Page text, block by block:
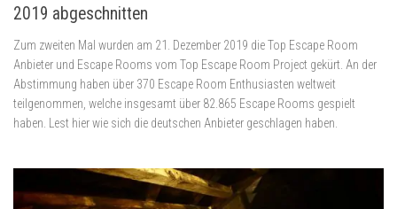
2019 abgeschnitten
Zum zweiten Mal wurden am 21. Dezember 2019 die Top Escape Room
Anbieter und Escape Rooms vom Top Escape Room Project gekürt. An der
Abstimmung haben über 370 Escape Room Enthusiasten weltweit
teilgenommen, welche insgesamt über 82.865 Escape Rooms gespielt
haben. Lest hier wie sich die deutschen Anbieter geschlagen haben.